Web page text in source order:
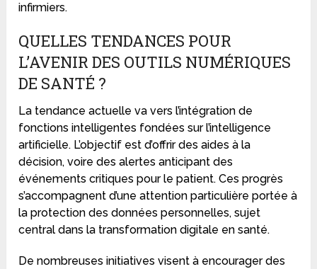
infirmiers.
QUELLES TENDANCES POUR
L’AVENIR DES OUTILS NUMÉRIQUES
DE SANTÉ ?
La tendance actuelle va vers l’intégration de
fonctions intelligentes fondées sur l’intelligence
artificielle. L’objectif est d’offrir des aides à la
décision, voire des alertes anticipant des
événements critiques pour le patient. Ces progrès
s’accompagnent d’une attention particulière portée à
la protection des données personnelles, sujet
central dans la transformation digitale en santé.
De nombreuses initiatives visent à encourager des